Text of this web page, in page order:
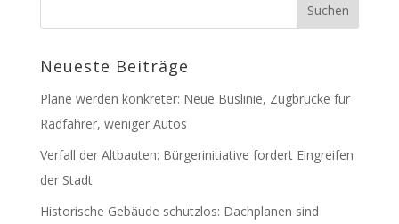
Neueste Beiträge
Pläne werden konkreter: Neue Buslinie, Zugbrücke für
Radfahrer, weniger Autos
Verfall der Altbauten: Bürgerinitiative fordert Eingreifen
der Stadt
Historische Gebäude schutzlos: Dachplanen sind